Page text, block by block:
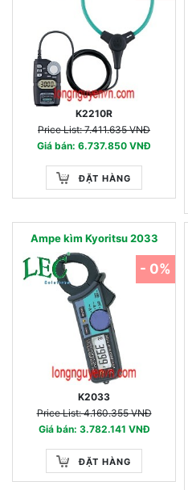
K2210R
Price List: 7.411.635 VNĐ
Giá bán: 6.737.850 VNĐ
ĐẶT HÀNG
Ampe kìm Kyoritsu 2033
K2033
Price List: 4.160.355 VNĐ
Giá bán: 3.782.141 VNĐ
ĐẶT HÀNG
- 0%